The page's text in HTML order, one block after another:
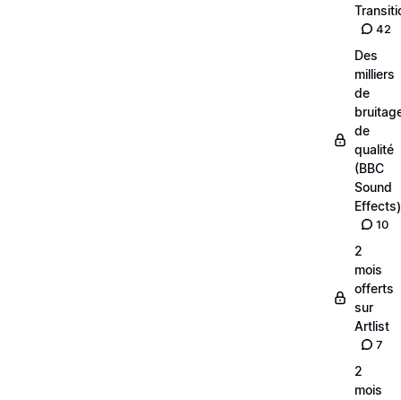
42
Des
milliers
de
de
qualité
(BBC
Sound
Effects)
10
2
mois
offerts
sur
Artlist
7
2
mois